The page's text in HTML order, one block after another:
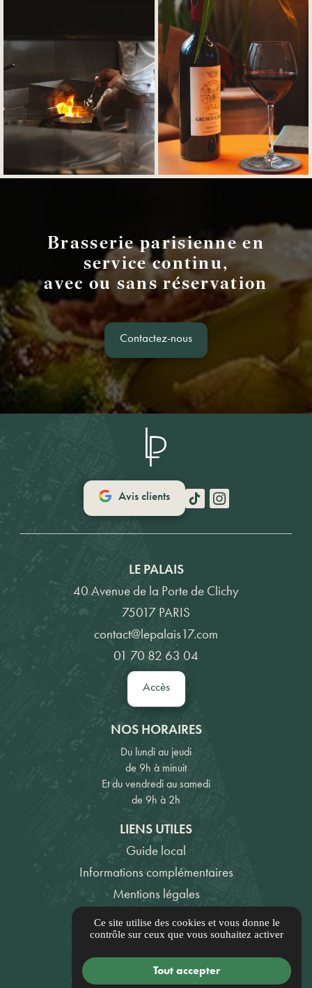
Brasserie parisienne en
service continu,
avec ou sans réservation
Contactez-nous
Avis clients
LE PALAIS
40 Avenue de la Porte de Clichy
75017 PARIS
contact@lepalais17.com
01 70 82 63 04
Accès
NOS HORAIRES
Du lundi au jeudi
de 9h à minuit
Et du vendredi au samedi
de 9h à 2h
LIENS UTILES
Guide local
Informations complémentaires
Mentions légales
Politique de confidentialité
Gestion des cookies
Ce site utilise des cookies et vous donne le
contrôle sur ceux que vous souhaitez activer
Tout accepter